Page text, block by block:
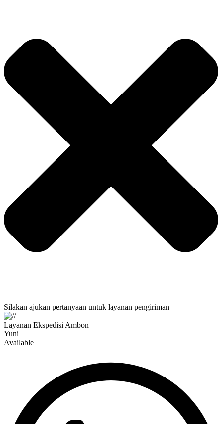
Silakan ajukan pertanyaan untuk layanan pengiriman
Layanan Ekspedisi Ambon
Yuni
Available